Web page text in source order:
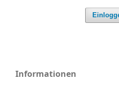
Informationen